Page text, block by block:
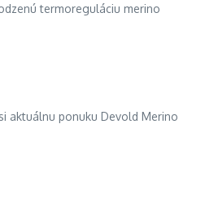
termoreguláciu merino
aktuálnu ponuku Devold Merino